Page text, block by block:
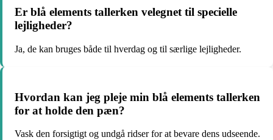
Er blå elements tallerken velegnet til specielle
lejligheder?
Ja, de kan bruges både til hverdag og til særlige lejligheder.
Hvordan kan jeg pleje min blå elements tallerken
for at holde den pæn?
Vask den forsigtigt og undgå ridser for at bevare dens udseende.